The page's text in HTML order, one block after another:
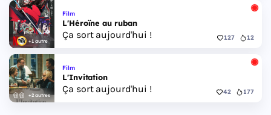
+1 autre
Film
L'Héroïne au ruban
Ça sort aujourd'hui ! 127 12
+2 autres
Film
L'Invitation
Ça sort aujourd'hui ! 42 177